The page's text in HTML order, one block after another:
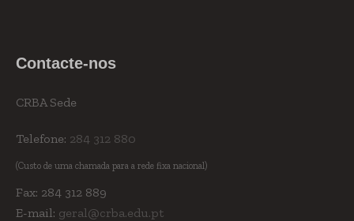
Contacte-nos
CRBA Sede
Telefone: 284 312 880
(Custo de uma chamada para a rede fixa nacional)
Fax: 284 312 889
E-mail: geral@crba.edu.pt